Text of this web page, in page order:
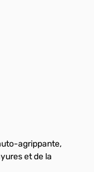
agrippante,
et de la